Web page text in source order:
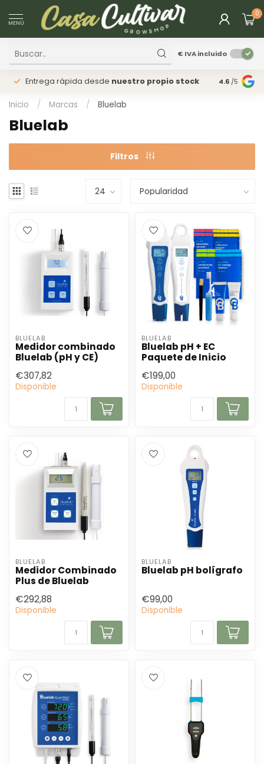
MENÚ
0
€IVA incluido
Entrega rápida desde nuestro propio stock Tienda
4.6 /5
Inicio / Marcas / Bluelab
Bluelab
Filtros
BLUELAB
Medidor combinado
Bluelab (pH y CE)
€307,82
Disponible
BLUELAB
Bluelab pH + EC
Paquete de Inicio
€199,00
Disponible
BLUELAB
Medidor Combinado
Plus de Bluelab
€292,88
Disponible
BLUELAB
Bluelab pH bolígrafo
€99,00
Disponible